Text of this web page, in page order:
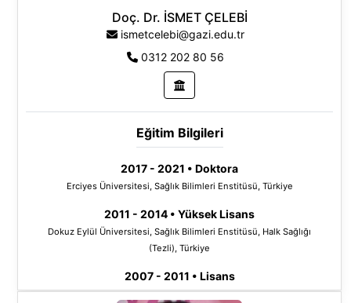
Doç. Dr. İSMET ÇELEBİ
ismetcelebi@gazi.edu.tr
0312 202 80 56
Eğitim Bilgileri
2017 - 2021 • Doktora
Erciyes Üniversitesi, Sağlık Bilimleri Enstitüsü, Türkiye
2011 - 2014 • Yüksek Lisans
Dokuz Eylül Üniversitesi, Sağlık Bilimleri Enstitüsü, Halk Sağlığı
(Tezli), Türkiye
2007 - 2011 • Lisans
Çanakkale Onsekiz Mart Üniversitesi, Çanakkale Sağlık